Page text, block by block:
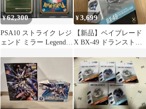
¥62,300
PSA10 ストライク レジ
ェンド ミラー Legend
¥3,699
【新品】ベイブレード
X BX-49 ドランストラ